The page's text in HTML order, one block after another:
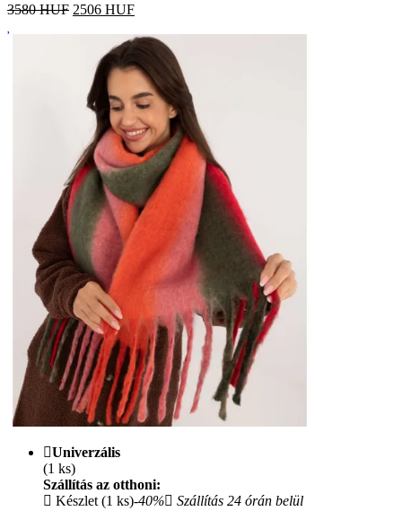
3580 HUF 2506 HUF
Univerzális
(1 ks)
Szállítás az otthoni:
Készlet (1 ks)-40%
Szállítás 24 órán belül